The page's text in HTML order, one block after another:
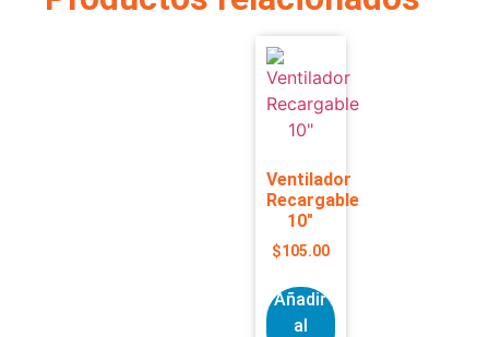
Ventilador
Recargable
10″
$105.00
Añadir
al